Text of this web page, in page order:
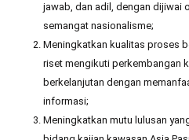
jawab, dan adil, dengan dijiwai
semangat nasionalisme;
Meningkatkan kualitas proses
riset mengikuti perkembangan
berkelanjutan dengan
informasi;
Meningkatkan mutu lulusan